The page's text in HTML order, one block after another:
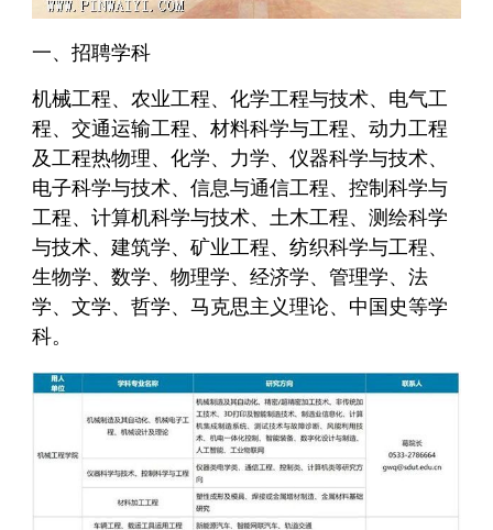
一、招聘学科
机械工程、农业工程、化学工程与技术、电气工
程、交通运输工程、材料科学与工程、动力工程
及工程热物理、化学、力学、仪器科学与技术、
电子科学与技术、信息与通信工程、控制科学与
工程、计算机科学与技术、土木工程、测绘科学
与技术、建筑学、矿业工程、纺织科学与工程、
生物学、数学、物理学、经济学、管理学、法
学、文学、哲学、马克思主义理论、中国史等学
科。